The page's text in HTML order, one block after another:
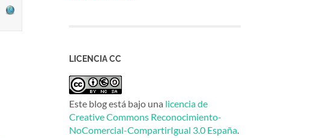
LICENCIA CC
Este blog está bajo una licencia de
Creative Commons Reconocimiento-
NoComercial-CompartirIgual 3.0 España.